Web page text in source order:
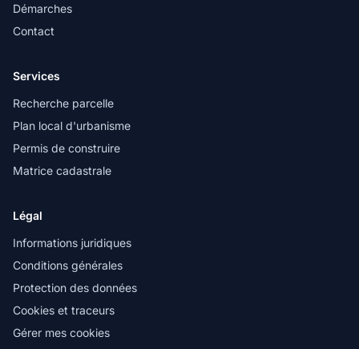
Démarches
Contact
Services
Recherche parcelle
Plan local d'urbanisme
Permis de construire
Matrice cadastrale
Légal
Informations juridiques
Conditions générales
Protection des données
Cookies et traceurs
Gérer mes cookies